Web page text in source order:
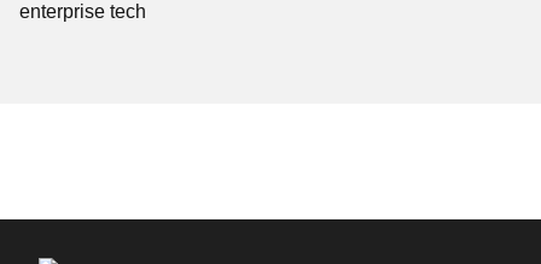
enterprise tech